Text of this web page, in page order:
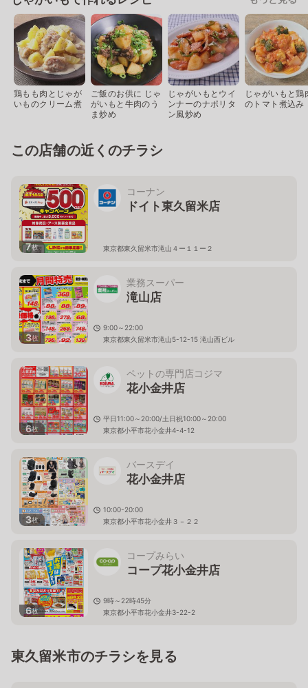
鶏もも肉とじゃが
いものクリーム煮
ご飯のお供に じゃ
がいもと牛肉のう
ま炒め
じゃがいもとウイ
ンナーのナポリタ
ン風炒め
じゃがいもと鶏
のトマト煮込み
この店舗の近くのチラシ
7枚
コーナン
ドイト東久留米店
東京都東久留米市滝山４ー１１ー２
3枚
業務スーパー
滝山店
9:00～22:00
東京都東久留米市滝山5-12-15 滝山西ビル
6枚
ペットの専門店コジマ
花小金井店
平日11:00～20:00/土日祝10:00～20:00
東京都小平市花小金井4-4-12
3枚
バースデイ
花小金井店
10:00-20:00
東京都小平市花小金井３－２２
6枚
コープみらい
コープ花小金井店
9時～22時45分
東京都小平市花小金井3-22-2
東久留米市のチラシを見る